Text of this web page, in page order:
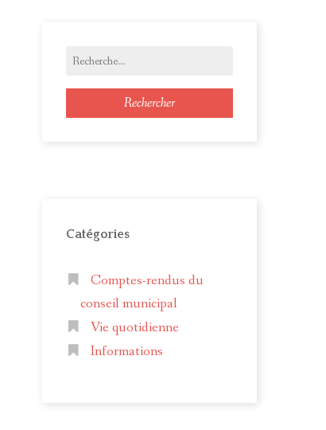
Rechercher
Catégories
Comptes-rendus du
conseil municipal
Vie quotidienne
Informations